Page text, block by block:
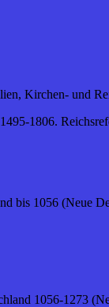
Kirchen- und
1806.
bis 1056 (Neue
1056-1273